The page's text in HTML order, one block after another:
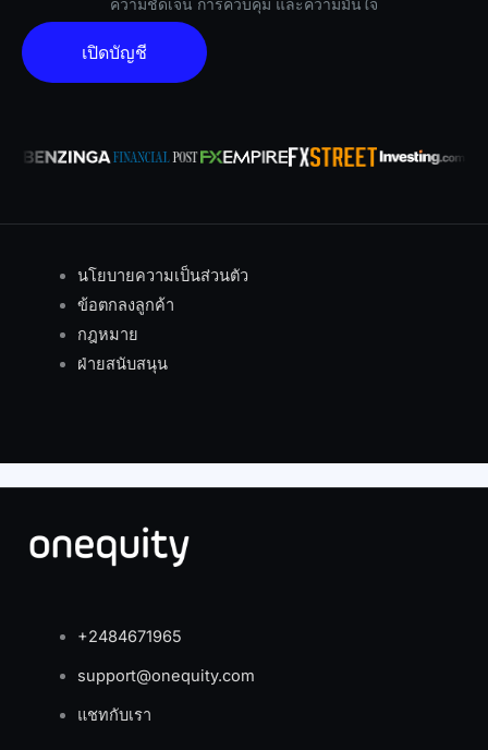
เปิดบัญชี
นโยบายความเป็นส่วนตัว
ข้อตกลงลูกค้า
กฎหมาย
ฝ่ายสนับสนุน
+2484671965
support@onequity.com
แชทกับเรา